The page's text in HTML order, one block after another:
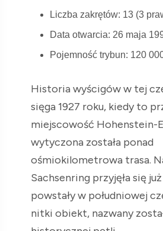
Liczba zakrętów: 13 (3
Data otwarcia: 26 maja
Pojemność trybun: 120
Historia wyścigów w tej
sięga 1927 roku, kiedy to
miejscowość Hohenstein-
wytyczona została ponad
ośmiokilometrowa trasa.
Sachsenring przyjęła się
powstały w południowej
nitki obiekt, nazwany